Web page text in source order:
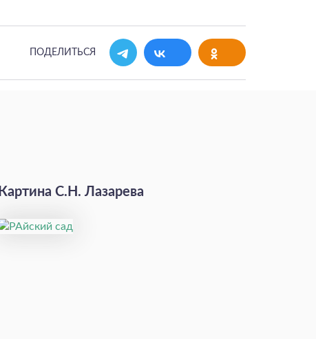
ПОДЕЛИТЬСЯ
Картина С.Н. Лазарева